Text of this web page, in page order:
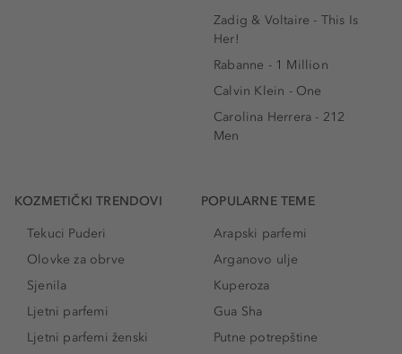
Zadig & Voltaire - This Is
Her!
Rabanne - 1 Million
Calvin Klein - One
Carolina Herrera - 212
Men
KOZMETIČKI TRENDOVI
Tekuci Puderi
Olovke za obrve
Sjenila
Ljetni parfemi
Ljetni parfemi ženski
POPULARNE TEME
Arapski parfemi
Arganovo ulje
Kuperoza
Gua Sha
Putne potrepštine